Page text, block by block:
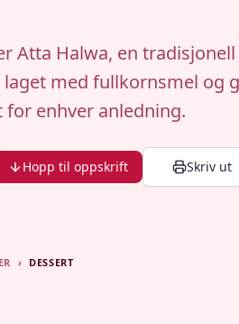
Atta Halwa, en tradisjonell
med fullkornsmel og
for enhver anledning.
Hopp til oppskrift Skriv ut
› DESSERT